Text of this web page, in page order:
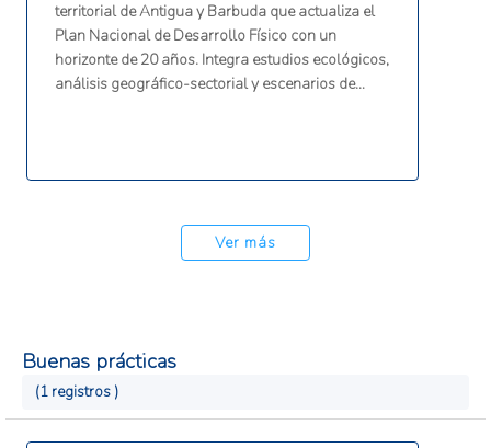
territorial de Antigua y Barbuda que actualiza el
Plan Nacional de Desarrollo Físico con un
horizonte de 20 años. Integra estudios ecológicos,
análisis geográfico-sectorial y escenarios de
marinos y terrestres.
Ver más
Buenas prácticas
(1 registros )